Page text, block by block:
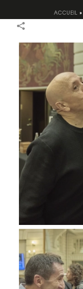
ACCUEIL »